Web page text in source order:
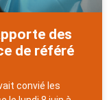
des
de référé
convié les